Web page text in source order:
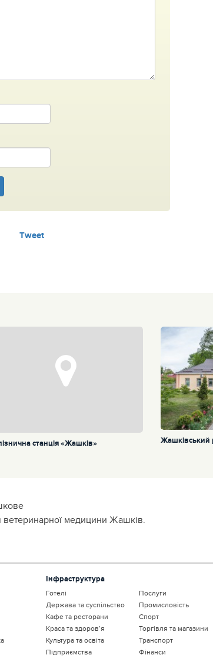
Tweet
станція «Жашків» Жашківський
ветеринарної медицини Жашків.
Інфраструктура
Готелі
Держава та суспільство
Кафе та ресторани
Краса та здоров’я
Культура та освіта
Підприємства
Послуги
Промисловість
Спорт
Торгівля та магазини
Транспорт
Фінанси